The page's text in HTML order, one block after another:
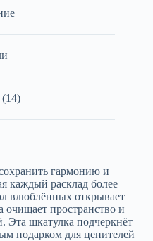
гармонию и
каждый расклад более
влюблённых открывает
очищает пространство и
Эта шкатулка подчеркнёт
подарком для ценителей